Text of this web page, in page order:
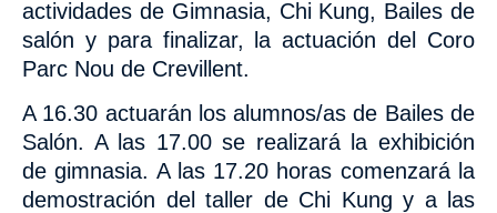
actividades de Gimnasia, Chi Kung, Bailes de
salón y para finalizar, la actuación del Coro
Parc Nou de Crevillent.
A 16.30 actuarán los alumnos/as de Bailes de
Salón. A las 17.00 se realizará la exhibición
de gimnasia. A las 17.20 horas comenzará la
demostración del taller de Chi Kung y a las